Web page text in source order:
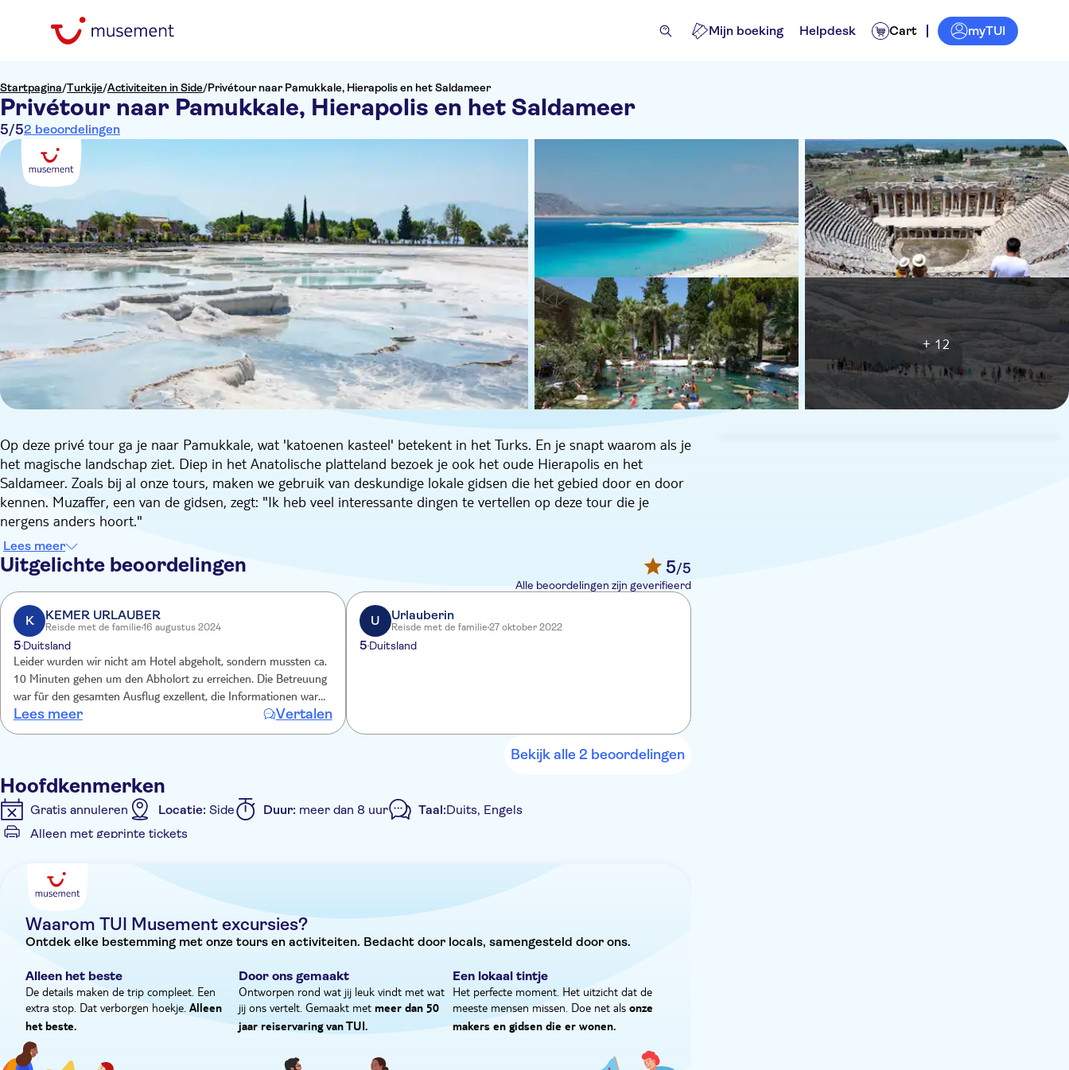
Mijn boeking Helpdesk Cart myTUI
Startpagina/Turkije/Activiteiten in Side/Privétour naar Pamukkale, Hierapolis en het Saldameer
Privétour naar Pamukkale, Hierapolis en het Saldameer
5/52 beoordelingen
+ 12
Op deze privé tour ga je naar Pamukkale, wat 'katoenen kasteel' betekent in het Turks. En je snapt waarom als je
het magische landschap ziet. Diep in het Anatolische platteland bezoek je ook het oude Hierapolis en het
Saldameer. Zoals bij al onze tours, maken we gebruik van deskundige lokale gidsen die het gebied door en door
kennen. Muzaffer, een van de gidsen, zegt: "Ik heb veel interessante dingen te vertellen op deze tour die je
nergens anders hoort."
Als je Antalya vroeg in de ochtend verlaat, kom je na een schilderachtige rit van een paar uur aan bij het
Saldameer. Het wordt vergeleken met de Malediven om zijn lange witte stranden en veelkleurig blauw water. Je
maakt de ene na de andere selfie bij dit kleine paradijs. En dit is nog maar een voorproefje van wat je in de
namiddag te wachten staat.
In Pamukkale schuif je aan voor de lunch. Daarna bekijk je de helderwitte calcietterrassen - het lijken wel ijzige
stalactieten die uit poelen van hemelsblauw water druipen. Op de top van deze travertijnen ligt Hierapolis, dat
op de Werelderfgoedlijst van UNESCO staat. Je loopt door de Byzantijnse poort en bewondert de ruïnes terwijl
je naar het enorme komvormige theater wandelt. Het is episch. Het diner in een bosrestaurant op de terugweg
krijg je erbij. Bovendien gaat er bij elke verkoop van deze tocht een donatie naar CYDD, een
liefdadigheidsinstelling die helpt bij de opvoeding van kansarme kinderen in Turkije.
Lees meer
Uitgelichte beoordelingen 5/5
Alle beoordelingen zijn geverifieerd
K KEMER URLAUBER
Reisde met de familie 16 augustus 2024
5 Duitsland
Leider wurden wir nicht am Hotel abgeholt, sondern mussten ca.
10 Minuten gehen um den Abholort zu erreichen. Die Betreuung
war für den gesamten Ausflug exzellent, die Informationen waren
gut fundiert und verständlich vorgetragen. Über das Essen gibt es
nur Gutes zu berichten. Ein gelungener Tagesausflug nach
Lees meer Vertalen
U Urlauberin
Reisde met de familie27 oktober 2022
5Duitsland
Bekijk alle 2 beoordelingen
Hoofdkenmerken
Gratis annuleren Locatie: Side Duur: meer dan 8 uur Taal:Duits, Engels
Alleen met geprinte tickets
Entree inbegrepen
Waarom TUI Musement excursies?
Ontdek elke bestemming met onze tours en activiteiten. Bedacht door locals, samengesteld door ons.
Alleen het beste
De details maken de trip compleet. Een
extra stop. Dat verborgen hoekje. Alleen
het beste.
Door ons gemaakt
Ontworpen rond wat jij leuk vindt met wat
jij ons vertelt. Gemaakt metmeer dan 50
jaar reiservaring van TUI.
Een lokaal tintje
Het perfecte moment. Het uitzicht dat de
meeste mensen missen. Doe net als onze
makers en gidsen die er wonen.